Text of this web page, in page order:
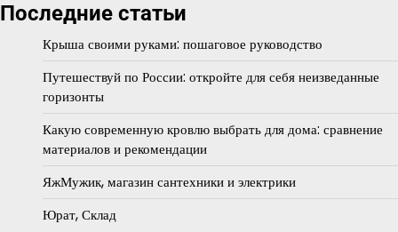
Последние статьи
Крыша своими руками: пошаговое руководство
Путешествуй по России: откройте для себя неизведанные
горизонты
Какую современную кровлю выбрать для дома: сравнение
материалов и рекомендации
ЯжМужик, магазин сантехники и электрики
Юрат, Склад